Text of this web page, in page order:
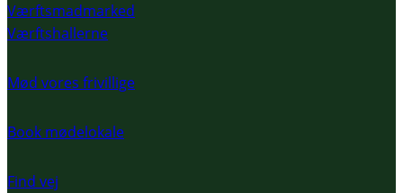
Værftsmadmarked
Værftshallerne
Mød vores frivillige
Book mødelokale
Find vej